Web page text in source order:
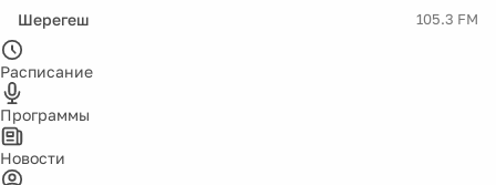
Шерегеш 105.3 FM
Расписание
Программы
Новости